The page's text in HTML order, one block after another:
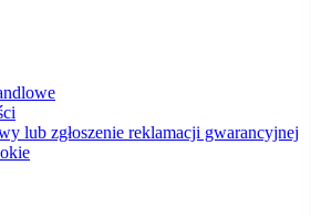
lub zgłoszenie reklamacji gwarancyjnej